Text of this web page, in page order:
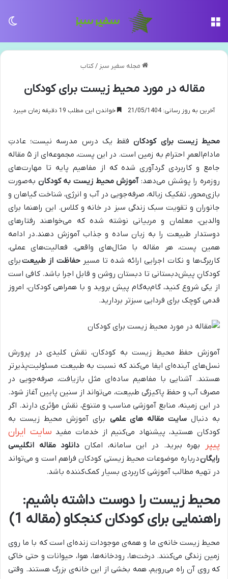
مجله سفیر سبز / کتاب
مقاله در مورد محیط زیست برای کودکان
آخرین به روز رسانی: 21/05/1404 خواندن این مطلب 19 دقیقه زمان میبرد
محیط زیست برای کودکانفقط یک درس مدرسه نیست؛ عادتِ
مادام‌العمرِ احترام به زمین است. در این پست، مجموعه‌ای از ۵ مقاله
جامع و کاربردی گردآوری شده که از مفاهیم پایه تا مهارت‌های
روزمره را پوشش می‌دهد:آموزش محیط زیست به کودکان به‌صورت
بازی‌محور، تفکیک زباله، صرفه‌جویی در آب و انرژی، شناخت گیاهان و
جانوران و تقویت سبک زندگی سبز در خانه و کلاس. این راهنما برای
والدین، معلمان و مربیانی نوشته شده که می‌خواهند رفتارهای
دوستدار طبیعت را به زبان ساده و جذاب آموزش دهند.در ادامه
همین پست، هر مقاله با مثال‌های واقعی، فعالیت‌های عملی،
کاربرگ‌ها و نکات اجرایی ارائه شده تا مسیرحفاظت از طبیعتبرای
کودکانِ پیش‌دبستانی تا دبستان روشن و قابل اجرا باشد. کافی است
از یکی شروع کنید، گام‌به‌گام پیش بروید و با همراهی کودکان، امروز
قدمی کوچک برای فردایی سبزتر بردارید.
آموزش حفظ محیط زیست به کودکان، نقش کلیدی در پرورش
نسل‌های آینده‌ای ایفا می‌کند که نسبت به طبیعت مسئولیت‌پذیرتر
هستند. آشنایی با مفاهیم ساده‌ای مثل بازیافت، صرفه‌جویی در
مصرف آب و حفظ پاکیزگی طبیعت، می‌تواند از سنین پایین آغاز شود.
در این زمینه، منابع آموزشی مناسب و متنوع، نقش مؤثری دارند. اگر
به دنبالسایت مقاله های علمی برای آموزش محیط زیست به
کودکان هستید، پیشنهاد می‌کنیم از خدمات مفید سایت ایران
پیپر
بهره ببرید. در این سامانه، امکان دانلود مقاله انگلیسی
رایگاندرباره موضوعات محیط زیستی کودکان فراهم است و می‌تواند
در تهیه مطالب آموزشی کاربردی بسیار کمک‌کننده باشد.
محیط زیست را دوست داشته باشیم:
راهنمایی برای کودکان کنجکاو (مقاله 1)
محیط زیست خانه‌ی ما و همه‌ی موجودات زنده‌ای است که با ما روی
زمین زندگی می‌کنند. درخت‌ها، رودخانه‌ها، هوا، حیوانات و حتی خاکی
که روی آن راه می‌رویم، همه بخشی از این خانه‌ی بزرگ هستند. وقتی